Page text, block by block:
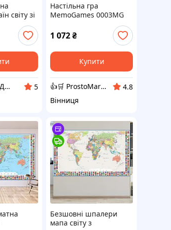
світу зі
для
40
Динозаврик Данік
5
Настільна гра
MemoGames 0003MG
Про країни: 194 картки
з прапорами та
даними, карта світу,
факти про країни
1 072₴
Купити
👍🛒 ProstoMarket 👍🛒 мережа інтернет магазинів
4.8
Вінниця
Безшовні шпалери
мапа світу з